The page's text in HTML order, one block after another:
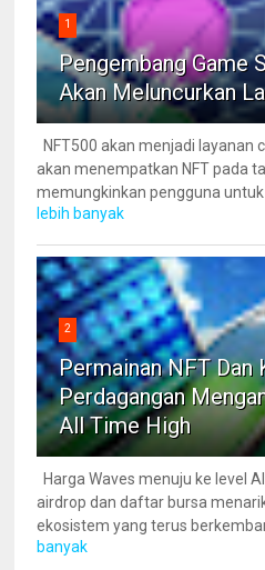
1
Pengembang Game
Akan Meluncurkan
NFT500 akan menjadi layanan
akan menempatkan NFT pada
memungkinkan pengguna
lebih banyak
2
Permainan NFT Dan
Perdagangan
All Time High
Harga Waves menuju ke level
airdrop dan daftar bursa
ekosistem yang terus
banyak